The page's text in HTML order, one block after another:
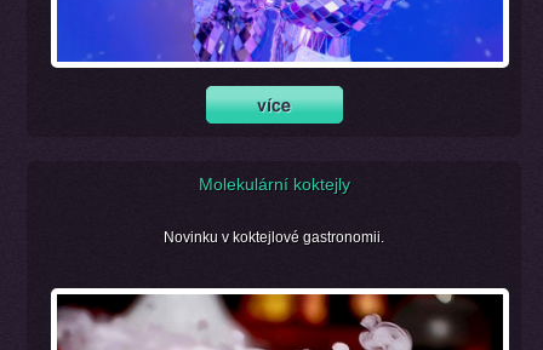
Molekulární koktejly
Novinku v koktejlové gastronomii.